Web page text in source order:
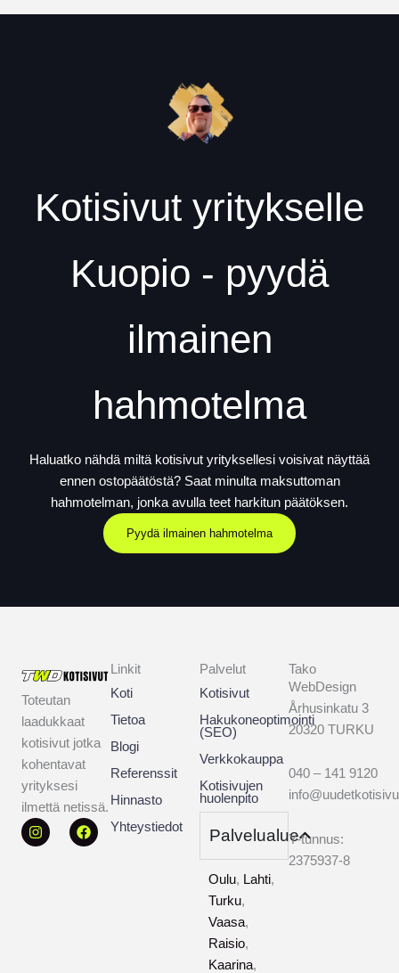
Kotisivut yritykselle
Kuopio - pyydä
ilmainen
hahmotelma
Haluatko nähdä miltä kotisivut yrityksellesi voisivat näyttää
ennen ostopäätöstä? Saat minulta maksuttoman
hahmotelman, jonka avulla teet harkitun päätöksen.
Pyydä ilmainen hahmotelma
Toteutan
laadukkaat
kotisivut jotka
kohentavat
yrityksesi
ilmettä netissä.
I
n
F
a
Linkit
Koti
Tietoa
Blogi
Referenssit
Hinnasto
Yhteystiedot
Palvelut
Kotisivut
Hakukoneoptimointi
(SEO)
Verkkokauppa
Kotisivujen
huolenpito
Palvelualue
Oulu, Lahti,
Turku,
Vaasa,
Raisio,
Kaarina,
Tako
WebDesign
Århusinkatu 3
20320 TURKU
040 – 141 9120
Y-tunnus:
3
2375937-8